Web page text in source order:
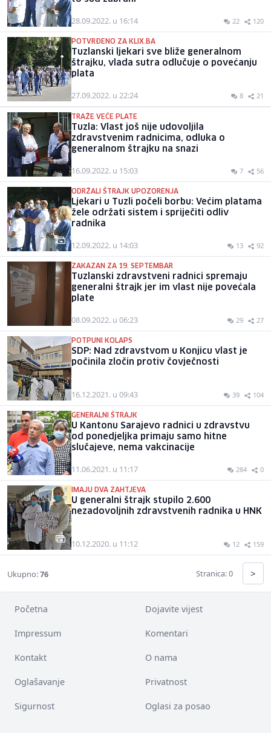
28.09.2022. u 16:14 22 120
POTVRĐENO ZA KLIX.BA
Tuzlanski ljekari sve bliže generalnom
štrajku, vlada sutra odlučuje o povećanju
plata
27.09.2022. u 22:24 8 21
TRAŽE VEĆE PLATE
Tuzla: Vlast još nije udovoljila
zdravstvenim radnicima, odluka o
generalnom štrajku na snazi
16.09.2022. u 15:03 7 56
ODRŽALI ŠTRAJK UPOZORENJA
Ljekari u Tuzli počeli borbu: Većim platama
žele održati sistem i spriječiti odliv
radnika
12.09.2022. u 14:03 13 92
ZAKAZAN ZA 19. SEPTEMBAR
Tuzlanski zdravstveni radnici spremaju
generalni štrajk jer im vlast nije povećala
plate
08.09.2022. u 06:23 29 27
POTPUNI KOLAPS
SDP: Nad zdravstvom u Konjicu vlast je
počinila zločin protiv čovječnosti
16.12.2021. u 09:43 39 104
GENERALNI ŠTRAJK
U Kantonu Sarajevo radnici u zdravstvu
od ponedjeljka primaju samo hitne
slučajeve, nema vakcinacije
11.06.2021. u 11:17 284 0
IMAJU DVA ZAHTJEVA
U generalni štrajk stupilo 2.600
nezadovoljnih zdravstvenih radnika u HNK
10.12.2020. u 11:12 12 159
Ukupno:76 Stranica: 0 >
Početna Dojavite vijest
Impressum Komentari
Kontakt O nama
Oglašavanje Privatnost
Sigurnost Oglasi za posao